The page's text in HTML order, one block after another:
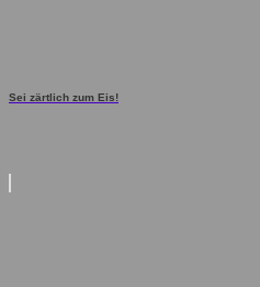
Sei zärtlich zum Eis!